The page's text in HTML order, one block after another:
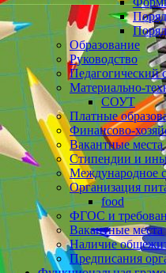
Образование
Руководство
Педагогический
Материально-
СОУТ
Платные
Финансово-
Вакантные
Стипендии и
Международное
Организация
food
ФГОС и
Вакантные
Наличие
Предписания